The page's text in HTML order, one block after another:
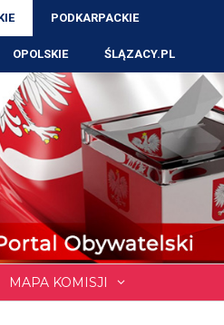
PODKARPACKIE
OPOLSKIE ŚLĄZACY.PL
MAPA KOMISJI